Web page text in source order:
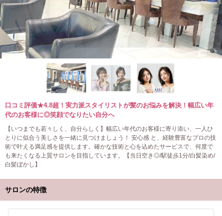
口コミ評価★4.8超！実力派スタイリストが髪のお悩みを解決！幅広い年
代のお客様に◎笑顔でなりたい自分へ
【いつまでも若々しく、自分らしく】幅広い年代のお客様に寄り添い、一人ひ
とりに似合う美しさを一緒に見つけましょう！ 安心感 と、経験豊富なプロの技
術で叶える満足感を提供します。確かな技術と心を込めたサービスで、何度で
も来たくなる上質サロンを目指しています。【当日空き◎/駅徒歩1分/白髪染め/
白髪ぼかし】
サロンの特徴